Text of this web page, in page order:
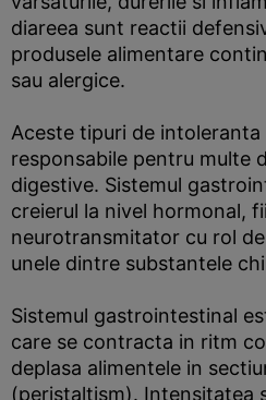
diareea sunt reactii
produsele alimentare
sau alergice.
Aceste tipuri de
responsabile pentru multe
digestive. Sistemul
creierul la nivel hormonal,
neurotransmitator cu rol
unele dintre substantele
Sistemul gastrointestinal
care se contracta in ritm
deplasa alimentele in
(peristaltism). Intensitatea